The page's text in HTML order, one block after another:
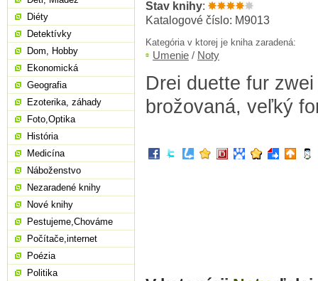
Stav knihy:
Katalogové číslo: M9013
Kategória v ktorej je kniha zaradená:
Umenie / Noty
Drei duette fur
brožovaná, veľký
Diéty
Detektívky
Dom, Hobby
Ekonomická
Geografia
Ezoterika, záhady
Foto,Optika
História
Medicína
Náboženstvo
Nezaradené knihy
Nové knihy
Pestujeme,Chováme
Počítače,internet
Poézia
Politika